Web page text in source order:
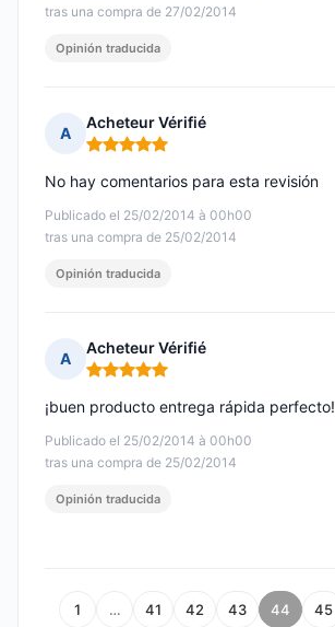
tras una compra de 27/02/2014
Opinión traducida
A
Acheteur Vérifié
Nota: 5 de 5
Publicado el 25/02/2014 à 00h00
tras una compra de 25/02/2014
No hay comentarios para esta revisión
Opinión traducida
A
Acheteur Vérifié
Nota: 5 de 5
Publicado el 25/02/2014 à 00h00
tras una compra de 25/02/2014
¡buen producto entrega rápida perfecto!
Opinión traducida
1 … 41 42 43 44 45